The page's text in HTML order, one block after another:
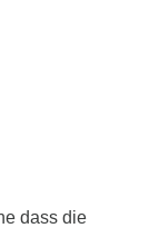
dass die